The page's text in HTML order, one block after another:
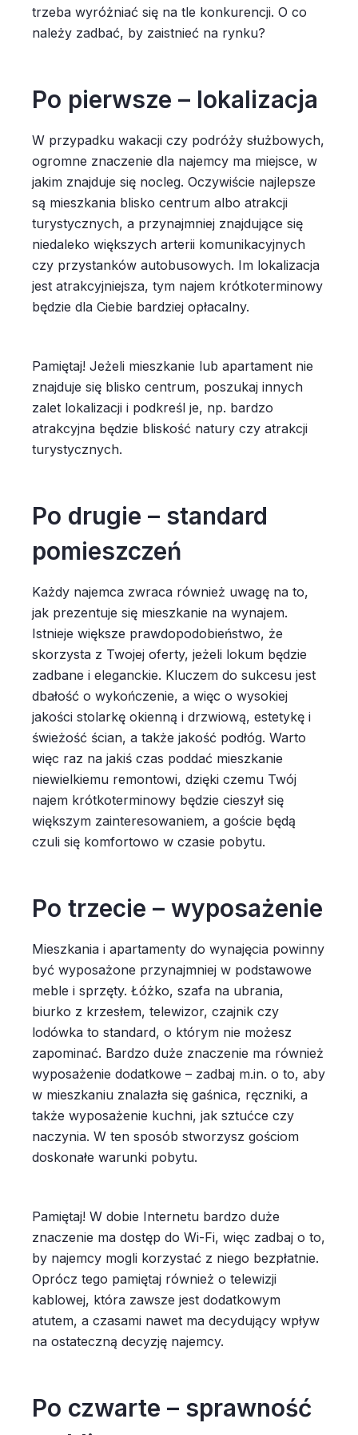
trzeba wyróżniać się na tle konkurencji. O co
należy zadbać, by zaistnieć na rynku?
Po pierwsze – lokalizacja
W przypadku wakacji czy podróży służbowych,
ogromne znaczenie dla najemcy ma miejsce, w
jakim znajduje się nocleg. Oczywiście najlepsze
są mieszkania blisko centrum albo atrakcji
turystycznych, a przynajmniej znajdujące się
niedaleko większych arterii komunikacyjnych
czy przystanków autobusowych. Im lokalizacja
jest atrakcyjniejsza, tym najem krótkoterminowy
będzie dla Ciebie bardziej opłacalny.
Pamiętaj! Jeżeli mieszkanie lub apartament nie
znajduje się blisko centrum, poszukaj innych
zalet lokalizacji i podkreśl je, np. bardzo
atrakcyjna będzie bliskość natury czy atrakcji
turystycznych.
Po drugie – standard
pomieszczeń
Każdy najemca zwraca również uwagę na to,
jak prezentuje się mieszkanie na wynajem.
Istnieje większe prawdopodobieństwo, że
skorzysta z Twojej oferty, jeżeli lokum będzie
zadbane i eleganckie. Kluczem do sukcesu jest
dbałość o wykończenie, a więc o wysokiej
jakości stolarkę okienną i drzwiową, estetykę i
świeżość ścian, a także jakość podłóg. Warto
więc raz na jakiś czas poddać mieszkanie
niewielkiemu remontowi, dzięki czemu Twój
najem krótkoterminowy będzie cieszył się
większym zainteresowaniem, a goście będą
czuli się komfortowo w czasie pobytu.
Po trzecie – wyposażenie
Mieszkania i apartamenty do wynajęcia powinny
być wyposażone przynajmniej w podstawowe
meble i sprzęty. Łóżko, szafa na ubrania,
biurko z krzesłem, telewizor, czajnik czy
lodówka to standard, o którym nie możesz
zapominać. Bardzo duże znaczenie ma również
wyposażenie dodatkowe – zadbaj m.in. o to, aby
w mieszkaniu znalazła się gaśnica, ręczniki, a
także wyposażenie kuchni, jak sztućce czy
naczynia. W ten sposób stworzysz gościom
doskonałe warunki pobytu.
Pamiętaj! W dobie Internetu bardzo duże
znaczenie ma dostęp do Wi-Fi, więc zadbaj o to,
by najemcy mogli korzystać z niego bezpłatnie.
Oprócz tego pamiętaj również o telewizji
kablowej, która zawsze jest dodatkowym
atutem, a czasami nawet ma decydujący wpływ
na ostateczną decyzję najemcy.
Po czwarte – sprawność